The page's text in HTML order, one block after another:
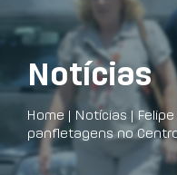
Notícias
Home| Notícias |
panfletagens no